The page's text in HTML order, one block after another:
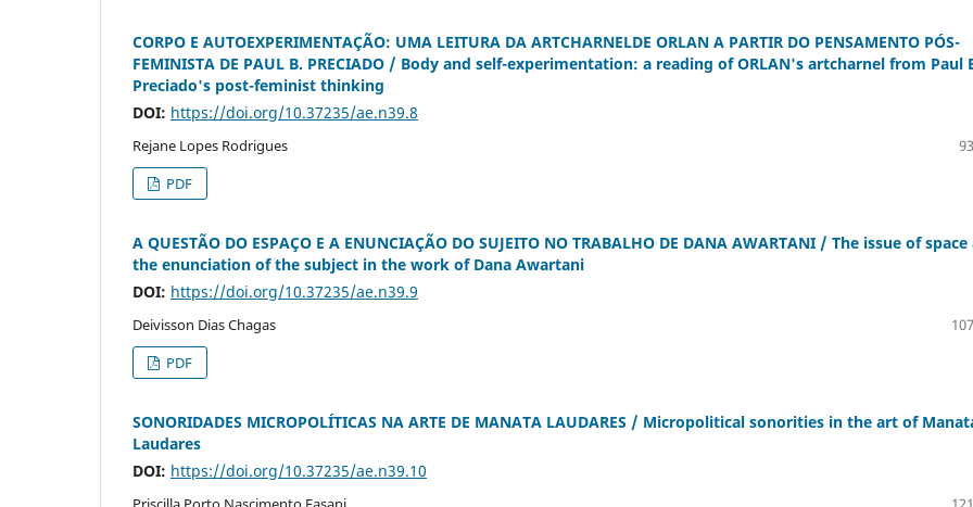
CORPO E AUTOEXPERIMENTAÇÃO: UMA LEITURA DA ARTCHARNELDE ORLAN A PARTIR DO PENSAMENTO PÓS-
FEMINISTA DE PAUL B. PRECIADO / Body and self-experimentation: a reading of ORLAN's artcharnel from Paul
Preciado's post-feminist thinking
DOI: https://doi.org/10.37235/ae.n39.8
Rejane Lopes Rodrigues
PDF
A QUESTÃO DO ESPAÇO E A ENUNCIAÇÃO DO SUJEITO NO TRABALHO DE DANA AWARTANI / The issue of space
the enunciation of the subject in the work of Dana Awartani
DOI: https://doi.org/10.37235/ae.n39.9
Deivisson Dias Chagas
PDF
SONORIDADES MICROPOLÍTICAS NA ARTE DE MANATA LAUDARES / Micropolitical sonorities in the art of
Laudares
DOI: https://doi.org/10.37235/ae.n39.10